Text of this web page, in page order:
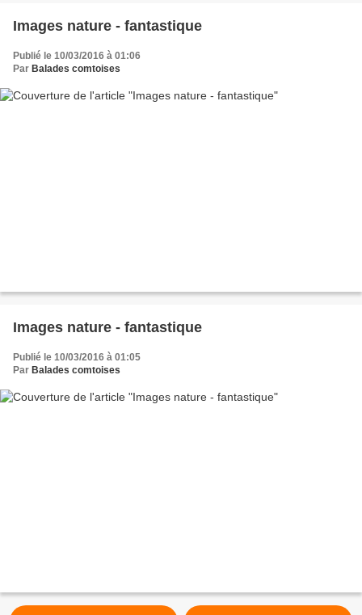
Images nature - fantastique
Publié le 10/03/2016 à 01:06
Par Balades comtoises
Images nature - fantastique
Publié le 10/03/2016 à 01:05
Par Balades comtoises